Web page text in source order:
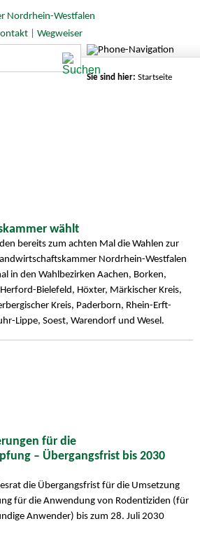
| Wegweiser
Sie sind hier: Startseite
wählt
bereits zum achten Mal die Wahlen zur
Nordrhein-Westfalen
in den Wahlbezirken Aachen, Borken,
Bielefeld, Höxter, Märkischer Kreis,
Kreis, Paderborn, Rhein-Erft-
Lippe, Soest, Warendorf und Wesel.
für die
– Übergangsfrist bis 2030
die Übergangsfrist für die Umsetzung
für die Anwendung von Rodentiziden (für
Anwender) bis zum 28. Juli 2030